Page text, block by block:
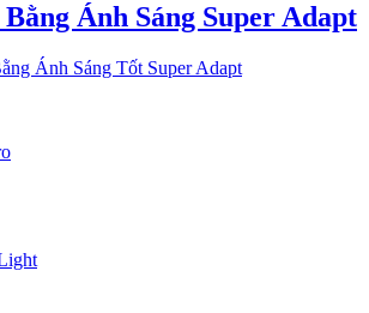
Ánh Sáng Super Adapt
Ánh Sáng Tốt Super Adapt